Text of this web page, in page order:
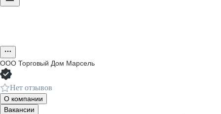
ООО Торговый Дом Марсель
Нет отзывов
О компании
Вакансии